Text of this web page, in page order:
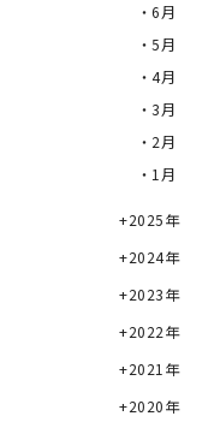
・6月
・5月
・4月
・3月
・2月
・1月
2025年
2024年
2023年
2022年
2021年
2020年